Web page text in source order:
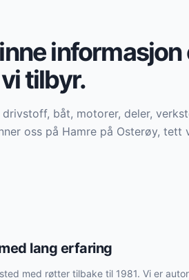
informasjon
tilbyr.
båt, motorer, deler,
oss på Hamre på Osterøy, tett
lang erfaring
med røtter tilbake til 1981. Vi er